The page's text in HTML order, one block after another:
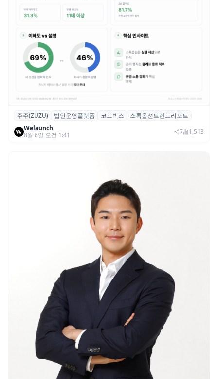
스톡옵션 취소율 2년 만에 18.2%→31.3%…
권리 발생 즉시 행사 비중도 급증
주주(ZUZU) 법인운영플랫폼 코드박스
스톡옵션트렌드리포트
Welaunch
8월 6일 오전 1:41
7 1,513